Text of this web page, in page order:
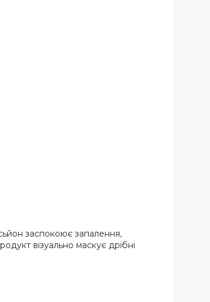
заспокоює запалення,
візуально маскує дрібні